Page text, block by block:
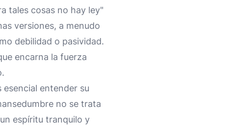
tales cosas no hay ley"
versiones, a menudo
debilidad o pasividad.
encarna la fuerza
entender su
no se trata
espíritu tranquilo y